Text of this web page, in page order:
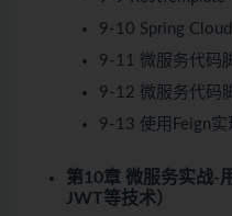
9-10 Spring
9-11 微服务代码
9-12 微服务代码
9-13 使用Feign实
第10章 微服务实战-
JWT等技术）